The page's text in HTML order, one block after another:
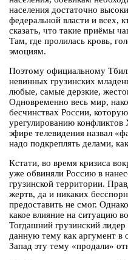
населения достаточно
федеральной власти и всех,
сказать, что такие приёмы
Там, где пролилась кровь,
эмоциям.
Поэтому официальному
невинных грузинских
любые, самые дерзкие,
Одновременно весь мир,
бесчинствах России,
урегулированию
эфире телевидения назвал
надо подкреплять делами,
Кстати, во время кризиса
уже обвиняли Россию в
грузинской территории.
жертв, да и никаких
предоставить не смог.
какое влияние на ситуацию
Тогдашний грузинский
данную тему как аргумент
Запад эту тему «продали»